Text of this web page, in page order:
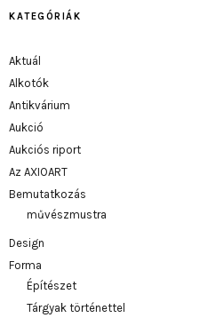
KATEGÓRIÁK
Aktuál
Alkotók
Antikvárium
Aukció
Aukciós riport
Az AXIOART
Bemutatkozás
művészmustra
Design
Forma
Építészet
Tárgyak történettel